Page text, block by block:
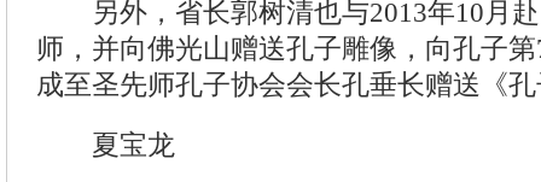
另外，省长郭树清也与2013年10月赴
师，并向佛光山赠送孔子雕像，向孔子
成至圣先师孔子协会会长孔垂长赠送《
夏宝龙